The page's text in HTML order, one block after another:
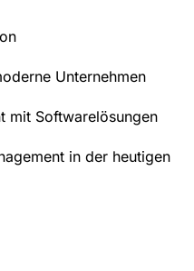
Unternehmen
mit Softwarelösungen
in der heutigen